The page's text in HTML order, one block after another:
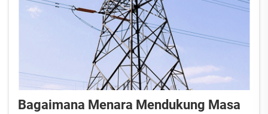
Bagaimana Menara Mendukung Masa